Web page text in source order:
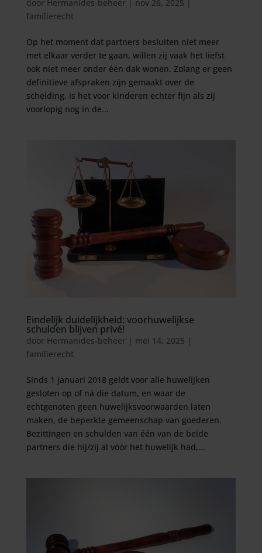
door Hermanides-beheer | nov 26, 2025 |
familierecht
Op het moment dat partners besluiten niet meer
met elkaar verder te gaan, willen zij vaak het liefst
ook niet meer onder één dak wonen. Zolang er geen
definitieve afspraken zijn gemaakt over de
scheiding, is het voor kinderen echter fijn als zij
voorlopig nog in de...
Eindelijk duidelijkheid: voorhuwelijkse
schulden blijven privé!
door Hermanides-beheer | mei 14, 2025 |
familierecht
Sinds 1 januari 2018 geldt voor alle huwelijken
gesloten op of ná die datum, en waar de
echtgenoten geen huwelijksvoorwaarden laten
maken, de beperkte gemeenschap van goederen.
Bezittingen en schulden van één van de beide
partners die hij/zij al vóór het huwelijk had,...